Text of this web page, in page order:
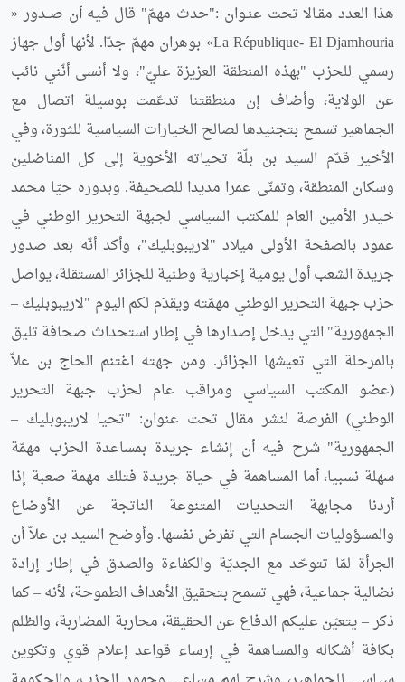
هذا العدد مقـالا تحت عنـوان :"حدث مهمّ" قال فيه أن صــدور «
La République- El Djamhouria» بوهران مهمّ جدّا. لأنها أول جهاز
رسمي للحزب "بهذه المنطقة العزيزة عليّ"، ولا أنسى أنّني نائب
عن الولاية، وأضاف إن منطقتنا تدعّمت بوسيلة اتصال مع
الجماهير تسمح بتجنيدها لصالح الخيارات السياسية للثورة، وفي
الأخير قدّم السيد بن بلّة تحياته الأخوية إلى كل المناضلين
وسكان المنطقة، وتمنّى عمرا مديدا للصحيفة. وبدوره حيّا محمد
خيدر الأمين العام للمكتب السياسي لجبهة التحرير الوطني في
عمود بالصفحة الأولى ميلاد "لاريبوبليك"، وأكد أنّه بعد صدور
جريدة الشعب أول يومية إخبارية وطنية للجزائر المستقلة، يواصل
حزب جبهة التحرير الوطني مهمّته ويقدّم لكم اليوم "لاريبوبليك –
الجمهورية" التي يدخل إصدارها في إطار استحداث صحافة تليق
بالمرحلة التي تعيشها الجزائر. ومن جهته اغتنم الحاج بن علاّ
(عضو المكتب السياسي ومراقب عام لحزب جبهة التحرير
الوطني) الفرصة لنشر مقال تحت عنوان: "تحيا لاريبوبليك –
الجمهورية" شرح فيه أن إنشاء جريدة بمساعدة الحزب مهمّة
سهلة نسبيا، أما المساهمة في حياة جريدة فتلك مهمة صعبة إذا
أردنا مجابهة التحديات المتنوعة الناتجة عن الأوضاع
والمسؤوليات الجسام التي تفرض نفسها. وأوضح السيد بن علاّ أن
الجرأة لمّا تتوحّد مع الجديّة والكفاءة والصدق في إطار إرادة
نضالية جماعية، فهي تسمح بتحقيق الأهداف الطموحة، لأنه – كما
ذكر – يتعيّن عليكم الدفاع عن الحقيقة، محاربة المضاربة، والظلم
بكافة أشكاله والمساهمة في إرساء قواعد إعلام قوي وتكوين